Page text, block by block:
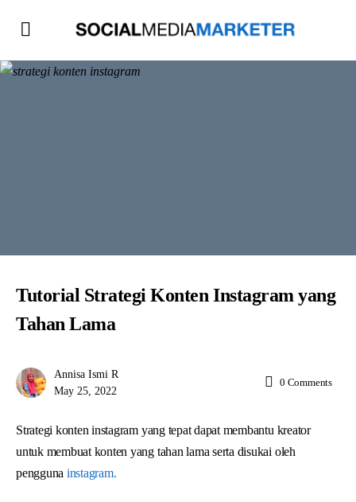
Tutorial Strategi Konten Instagram yang
Tahan Lama
Annisa Ismi R
May 25, 2022
0 Comments
Strategi konten instagram yang tepat dapat membantu kreator
untuk membuat konten yang tahan lama serta disukai oleh
pengguna instagram.